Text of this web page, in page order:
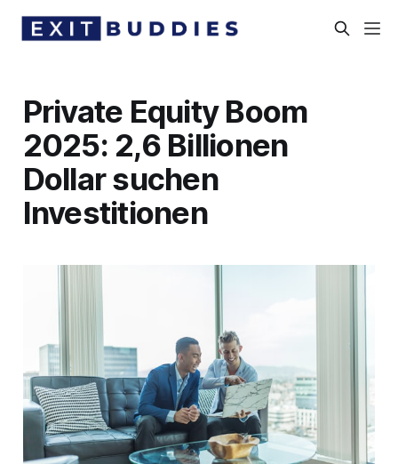
Private Equity Boom
2025: 2,6 Billionen
Dollar suchen
Investitionen